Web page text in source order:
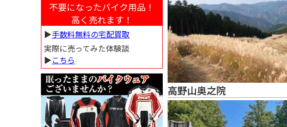
不要になったバイク用品！
高く売れます！
▶︎手数料無料の宅配買取
実際に売ってみた体験談
▶︎こちら
高野山奥之院